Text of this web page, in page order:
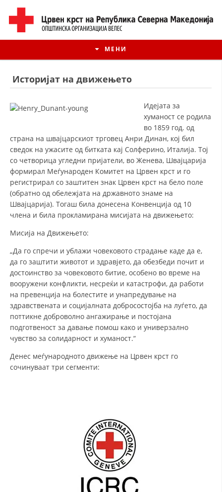
МЕНИ
ИСТОРИЈАТ НА ЦКРМ
ИСТОРИЈАТ НА ДВИЖЕЊЕТО
ЧЛЕНСТВО ВО ПРОФЕСИОНАЛНИ ТЕЛА
ЗАКОН ЗА ЦКРМ
СОБРАНИЕ
СТРУКТУРА И ОРГАНИЗАЦИОНА ПОСТАВЕНОСТ
ДИСЕМИНАЦИЈА
MЕЃУНАРОДНО ХУМАНИТАРНО ПРАВО
Историјат на движењето
Идејата за
хуманост се родила
во 1859 год. од
страна на швајцарскиот трговец Анри Динан, кој бил
сведок на ужасите од битката кај Солферино, Италија. Тој
со четворица угледни пријатели, во Женева, Швајцарија
формирал Меѓународен Комитет на Црвен крст и го
регистрирал со заштитен знак Црвен крст на бело поле
(обратно од обележјата на државното знаме на
Швајцарија). Тогаш била донесена Конвенција од 10
члена и била прокламирана мисијата на движењето:
Мисија на Движењето:
„Да го спречи и ублажи човековото страдање каде да е,
да го заштити животот и здравјето, да обезбеди почит и
достоинство за човековото битие, особено во време на
вооружени конфликти, несреќи и катастрофи, да работи
на превенција на болестите и унапредување на
здравствената и социјалната добросостојба на луѓето, да
поттикне доброволно ангажирање и постојана
подготвеност за давање помош како и универзално
чувство за солидарност и хуманост.“
Денес меѓународното движење на Црвен крст го
сочинуваат три сегменти: